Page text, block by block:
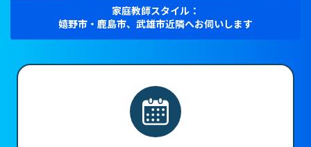
家庭教師スタイル：
嬉野市・鹿島市、武雄市近隣へお伺いします